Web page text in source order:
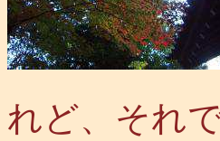
れど、それ